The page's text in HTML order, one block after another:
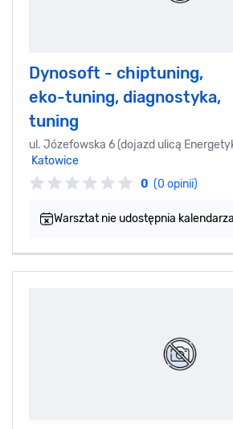
Dynosoft - chiptuning,
eko-tuning, diagnostyka,
tuning
ul. Józefowska 6 (dojazd ulicą
Katowice
0 (0 opinii)
Warsztat nie udostępnia